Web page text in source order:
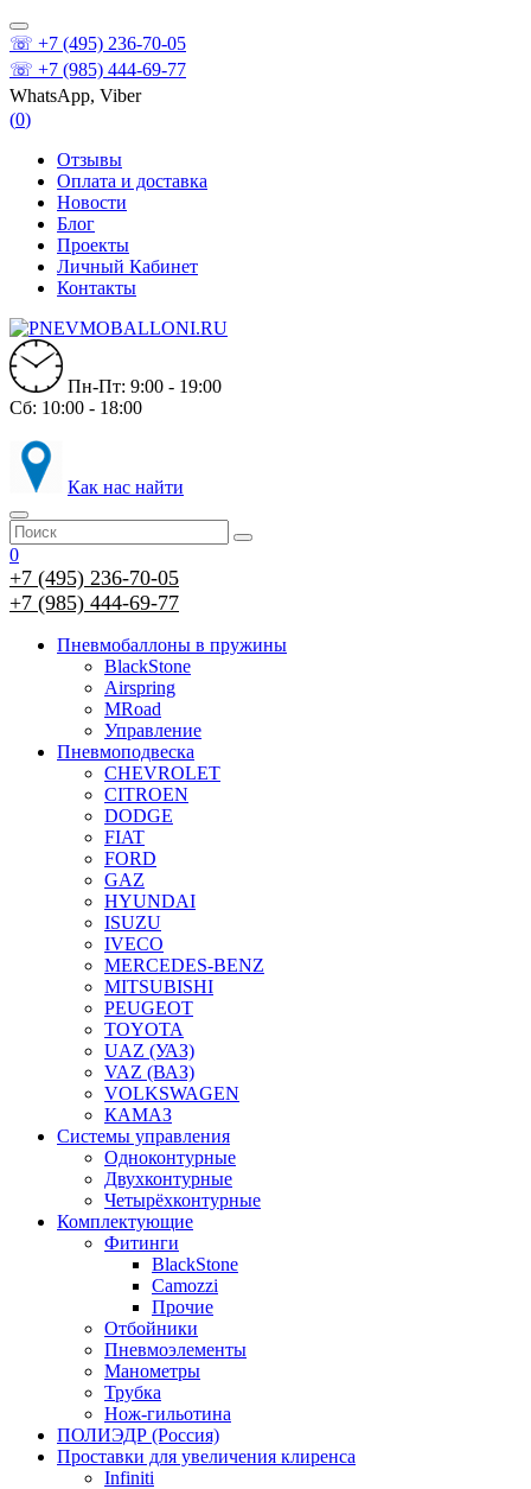
☏ +7 (495) 236-70-05
☏ +7 (985) 444-69-77
WhatsApp, Viber
(0)
Отзывы
Оплата и доставка
Новости
Блог
Проекты
Личный Кабинет
Контакты
Пн-Пт: 9:00 - 19:00
Сб: 10:00 - 18:00
Как нас найти
0
+7 (495) 236-70-05
+7 (985) 444-69-77
Пневмобаллоны в пружины
BlackStone
Airspring
MRoad
Управление
Пневмоподвеска
CHEVROLET
CITROEN
DODGE
FIAT
FORD
GAZ
HYUNDAI
ISUZU
IVECO
MERCEDES-BENZ
MITSUBISHI
PEUGEOT
TOYOTA
UAZ (УАЗ)
VAZ (ВАЗ)
VOLKSWAGEN
КАМАЗ
Системы управления
Одноконтурные
Двухконтурные
Четырёхконтурные
Комплектующие
Фитинги
BlackStone
Camozzi
Прочие
Отбойники
Пневмоэлементы
Манометры
Трубка
Нож-гильотина
ПОЛИЭДР (Россия)
Проставки для увеличения клиренса
Infiniti